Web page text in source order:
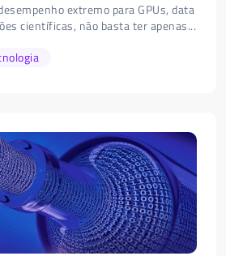
extremo para GPUs, data
científicas, não basta ter apenas...